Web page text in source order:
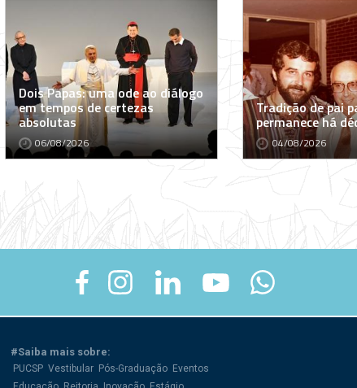
Dois Papas: uma ode ao diálogo
em tempos de certezas
absolutas
06/08/2026
Tradição de pai
permanece há
04/08/2026
#Saiba mais sobre:
PUCSP Vestibular Pós-Graduação Eventos